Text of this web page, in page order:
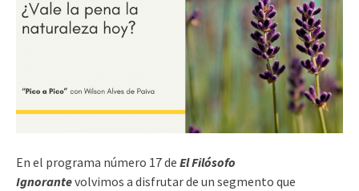
En el programa número 17 de El Filósofo
Ignorantevolvimos a disfrutar de un segmento que